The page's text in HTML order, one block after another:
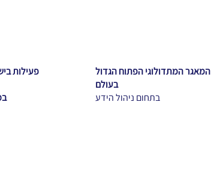
פעילות
המאגר המתדולוגי הפתוח הגדול
בעולם
בתחום ניהול הידע